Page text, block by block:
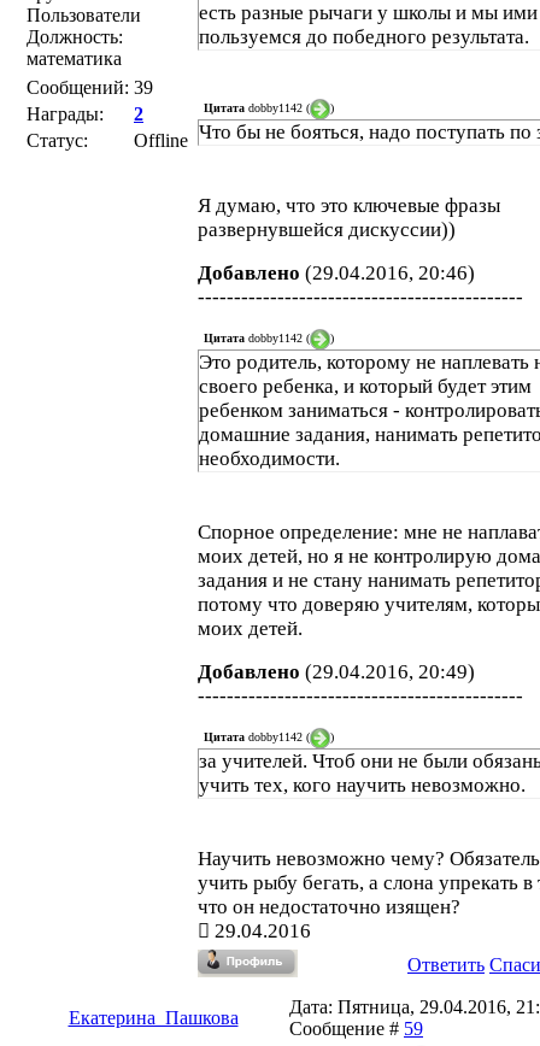
Пользователи
Должность:
математика
Сообщений: 39
Награды:
2
Статус:
Offline
есть разные рычаги у школы и мы ими
пользуемся до победного результата.
Цитата dobby1142 ( )
Что бы не бояться, надо поступать по
Я думаю, что это ключевые фразы
развернувшейся дискуссии))
Добавлено (29.04.2016, 20:46)
---------------------------------------------
Цитата dobby1142 ( )
Это родитель, которому не наплевать
своего ребенка, и который будет этим
ребенком заниматься -
домашние задания, нанимать
необходимости.
Спорное определение: мне не
моих детей, но я не контролирую
задания и не стану нанимать
потому что доверяю учителям,
моих детей.
Добавлено (29.04.2016, 20:49)
---------------------------------------------
Цитата dobby1142 ( )
за учителей. Чтоб они не были
учить тех, кого научить невозможно.
Научить невозможно чему?
учить рыбу бегать, а слона упрекать в
что он недостаточно изящен?
29.04.2016
Ответить
Екатерина_Пашкова
Дата: Пятница, 29.04.2016,
Сообщение # 59